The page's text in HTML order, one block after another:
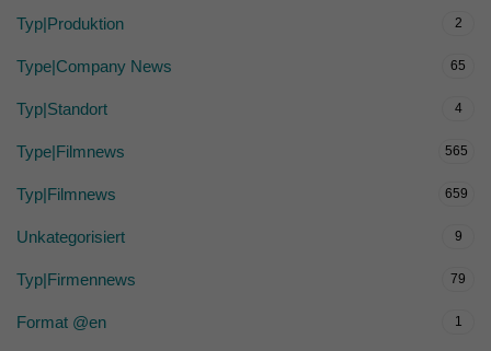
Typ|Produktion 2
Type|Company News 65
Typ|Standort 4
Type|Filmnews 565
Typ|Filmnews 659
Unkategorisiert 9
Typ|Firmennews 79
Format @en 1